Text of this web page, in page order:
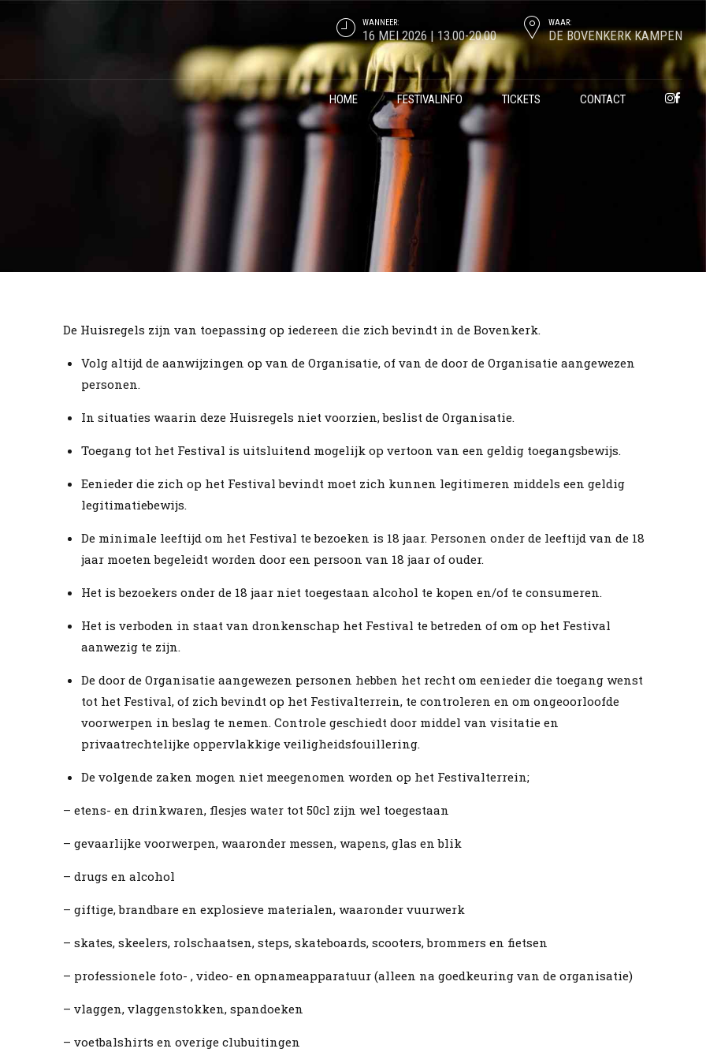
WANNEER:
16 MEI 2026 | 13.00-20.00
WAAR:
DE BOVENKERK KAMPEN
HOME FESTIVALINFO TICKETS CONTACT
De Huisregels zijn van toepassing op iedereen die zich bevindt in de Bovenkerk.
Volg altijd de aanwijzingen op van de Organisatie, of van de door de Organisatie aangewezen
personen.
In situaties waarin deze Huisregels niet voorzien, beslist de Organisatie.
Toegang tot het Festival is uitsluitend mogelijk op vertoon van een geldig toegangsbewijs.
Eenieder die zich op het Festival bevindt moet zich kunnen legitimeren middels een geldig
legitimatiebewijs.
De minimale leeftijd om het Festival te bezoeken is 18 jaar. Personen onder de leeftijd van de 18
jaar moeten begeleidt worden door een persoon van 18 jaar of ouder.
Het is bezoekers onder de 18 jaar niet toegestaan alcohol te kopen en/of te consumeren.
Het is verboden in staat van dronkenschap het Festival te betreden of om op het Festival
aanwezig te zijn.
De door de Organisatie aangewezen personen hebben het recht om eenieder die toegang wenst
tot het Festival, of zich bevindt op het Festivalterrein, te controleren en om ongeoorloofde
voorwerpen in beslag te nemen. Controle geschiedt door middel van visitatie en
privaatrechtelijke oppervlakkige veiligheidsfouillering.
De volgende zaken mogen niet meegenomen worden op het Festivalterrein;
– etens- en drinkwaren, flesjes water tot 50cl zijn wel toegestaan
– gevaarlijke voorwerpen, waaronder messen, wapens, glas en blik
– drugs en alcohol
– giftige, brandbare en explosieve materialen, waaronder vuurwerk
– skates, skeelers, rolschaatsen, steps, skateboards, scooters, brommers en fietsen
– professionele foto- , video- en opnameapparatuur (alleen na goedkeuring van de organisatie)
– vlaggen, vlaggenstokken, spandoeken
– voetbalshirts en overige clubuitingen